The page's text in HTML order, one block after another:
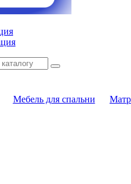
Мебель для спальни